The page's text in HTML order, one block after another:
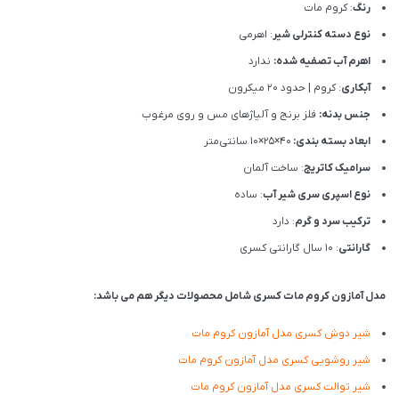
رنگ: کروم مات
نوع دسته کنترلی شیر: اهرمی
اهرم آب تصفیه شده: ندارد
آبکاری: کروم | حدود 20 میکرون
جنس بدنه: فلز برنج و آلیاژهای مس و روی مرغوب
ابعاد بسته بندی: ۴۰×۲۵×۱۰ سانتی‌متر
سرامیک کاتریج: ساخت آلمان
نوع اسپری سری شیر آب: ساده
ترکیب سرد و گرم: دارد
گارانتی: 10 سال گارانتی کسری
مدل آمازون کروم مات کسری شامل محصولات دیگر هم می باشد:
شیر دوش کسری مدل آمازون کروم مات
شیر روشویی کسری مدل آمازون کروم مات
شیر توالت کسری مدل آمازون کروم مات